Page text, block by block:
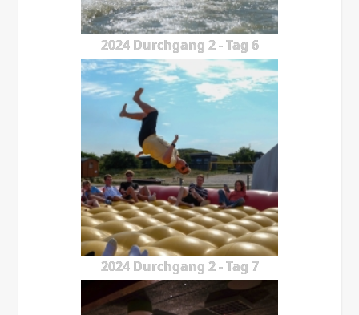
2024 Durchgang 2 - Tag 6
2024 Durchgang 2 - Tag 7